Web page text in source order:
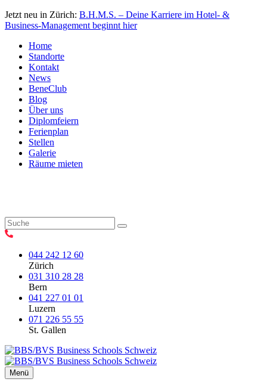
Jetzt neu in Zürich: B.H.M.S. – Deine Karriere im Hotel- &
Business-Management beginnt hier
Home
Standorte
Kontakt
News
BeneClub
Blog
Über uns
Diplomfeiern
Ferienplan
Stellen
Galerie
Räume mieten
044 242 12 60
Zürich
031 310 28 28
Bern
041 227 01 01
Luzern
071 226 55 55
St. Gallen
Menü